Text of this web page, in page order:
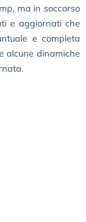
ma in soccorso
e aggiornati che
e completa
alcune dinamiche